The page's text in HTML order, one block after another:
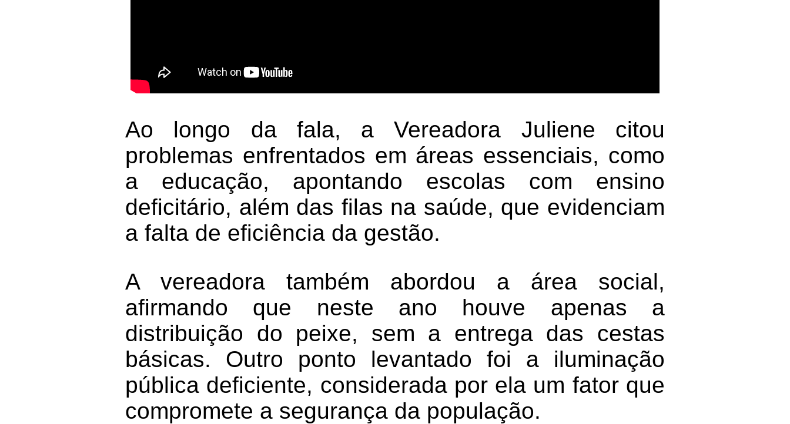
Ao longo da fala, a Vereadora Juliene citou
problemas enfrentados em áreas essenciais, como
a educação, apontando escolas com ensino
deficitário, além das filas na saúde, que evidenciam
a falta de eficiência da gestão.
A vereadora também abordou a área social,
afirmando que neste ano houve apenas a
distribuição do peixe, sem a entrega das cestas
básicas. Outro ponto levantado foi a iluminação
pública deficiente, considerada por ela um fator que
compromete a segurança da população.